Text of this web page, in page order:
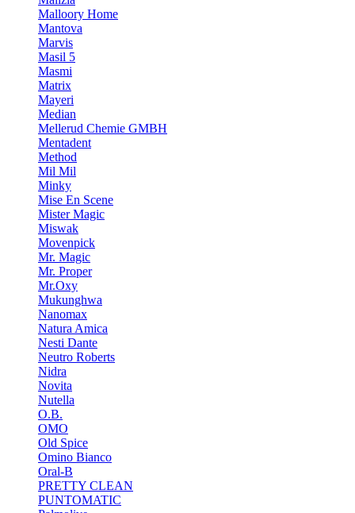
Malloory Home
Mantova
Marvis
Masil 5
Masmi
Matrix
Mayeri
Median
Mellerud Chemie GMBH
Mentadent
Method
Mil Mil
Minky
Mise En Scene
Mister Magic
Miswak
Movenpick
Mr. Magic
Mr. Proper
Mr.Oxy
Mukunghwa
Nanomax
Natura Amica
Nesti Dante
Neutro Roberts
Nidra
Novita
Nutella
O.B.
OMO
Old Spice
Omino Bianco
Oral-B
PRETTY CLEAN
PUNTOMATIC